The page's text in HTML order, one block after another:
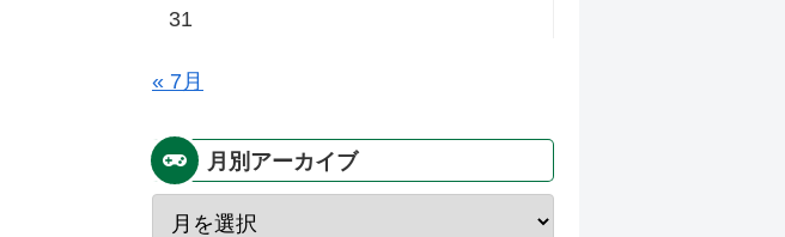
31
« 7月
月別アーカイブ